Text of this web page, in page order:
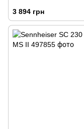
3 894 грн